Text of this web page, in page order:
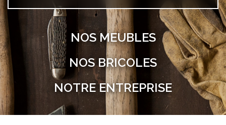
NOS MEUBLES
NOS BRICOLES
NOTRE ENTREPRISE